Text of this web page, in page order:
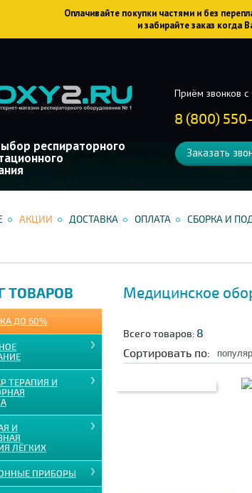
Оплачивайте покупки частями и без
и забирайте заказ
респираторного
Приём звонков с
8 (800)
Заказать
АКЦИИ ДОСТАВКА ОПЛАТА СБОРКА И
ТОВАРОВ
ДО 60%
ТЕРАПИЯ И
И
ЛЁГКИХ
ПРИБОРЫ
Медицинское
Всего товаров: 8
Сортировать по: